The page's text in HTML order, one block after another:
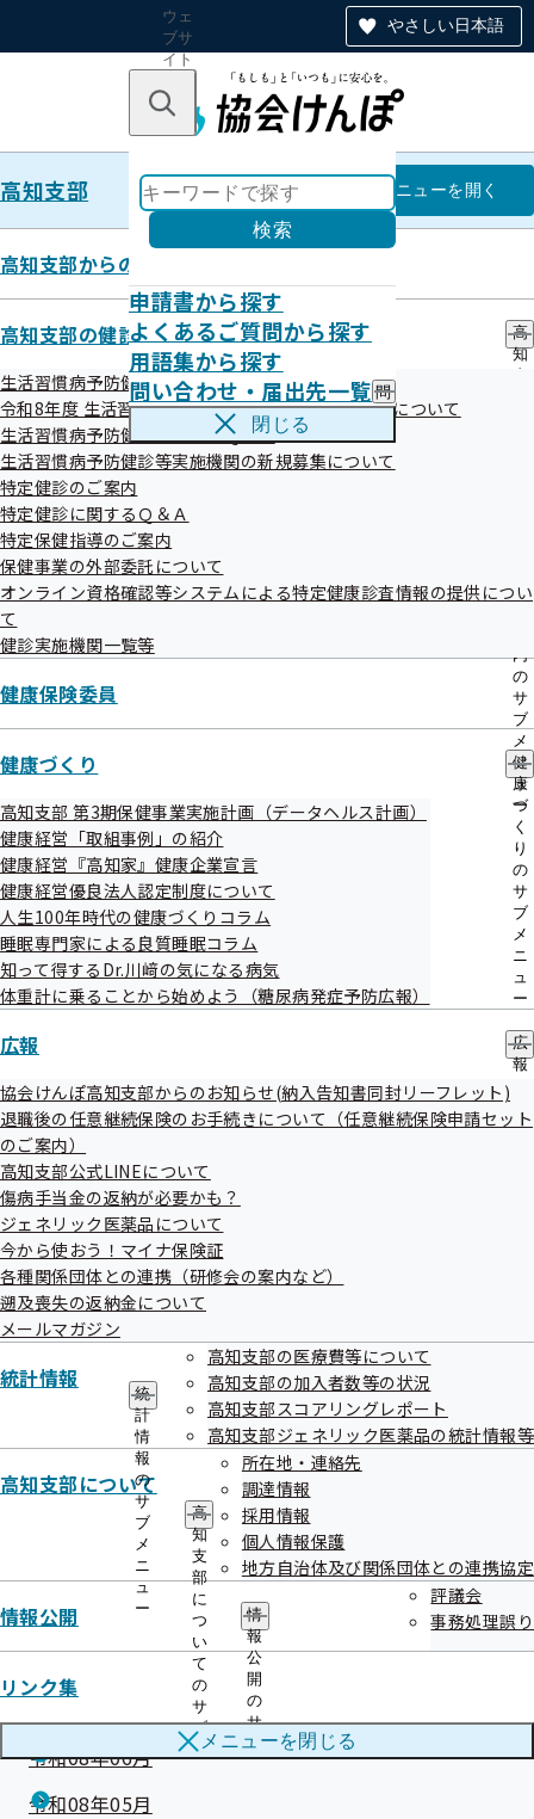
やさしい日本語
ウェ
ブサ
イト
のナ
ン
キーワードで探す
検索
申請書から探す
よくあるご質問から探す
用語集から探す
問い合わせ・届出先一覧 問
い
わ
一
覧
ュ
閉じる
高知支部 高知支部
メニューを開く
高知支部からのお知らせ
高知支部の健診・保健指導のご案内
高
知
の
内
の
サ
ブ
メ
ニ
ュ
ー
生活習慣病予防健診のご案内
令和8年度 生活習慣病予防健診機関の受付開始時期について
生活習慣病予防健診に関するＱ＆Ａ
生活習慣病予防健診等実施機関の新規募集について
特定健診のご案内
特定健診に関するＱ＆Ａ
特定保健指導のご案内
保健事業の外部委託について
オンライン資格確認等システムによる特定健康診査情報の提供につい
て
健診実施機関一覧等
健康保険委員
健康づくり
健
康
づ
く
り
の
サ
ブ
メ
ニ
ュ
ー
高知支部 第3期保健事業実施計画（データヘルス計画）
健康経営「取組事例」の紹介
健康経営『高知家』健康企業宣言
健康経営優良法人認定制度について
人生100年時代の健康づくりコラム
睡眠専門家による良質睡眠コラム
知って得するDr.川﨑の気になる病気
体重計に乗ることから始めよう（糖尿病発症予防広報）
広報
広
報
ブ
協会けんぽ高知支部からのお知らせ(納入告知書同封リーフレット)
退職後の任意継続保険のお手続きについて（任意継続保険申請セット
のご案内）
高知支部公式LINEについて
傷病手当金の返納が必要かも？
ジェネリック医薬品について
今から使おう！マイナ保険証
各種関係団体との連携（研修会の案内など）
遡及喪失の返納金について
メールマガジン
統計情報
統
計
情
報
の
サ
ブ
メ
ニ
ュ
ー
高知支部の医療費等について
高知支部の加入者数等の状況
高知支部スコアリングレポート
高知支部ジェネリック医薬品の統計情報等
高知支部について
高
知
支
部
に
つ
い
て
の
サ
ブ
メ
所在地・連絡先
調達情報
採用情報
個人情報保護
地方自治体及び関係団体との連携協定
情報公開
情
報
公
開
の
サ
ブ
メ
評議会
事務処理誤り
リンク集
メニューを閉じる
令和08年05月
お知らせ
令和08年05月29日
令和08年05月27日
健康保険の任意継続被保険者の6月分保険料の納付期限は6
月10日です
健診ソフトVer9.10版における不具合および健診ソフト
Ver9.11版の掲載について
令和08年05月21日
第12回協会けんぽ調査研究フォーラムを開催しました
令和08年05月14日
【重要】「協会けんぽマイナンバー専用ダイヤル」終了のお
令和08年05月10日
協会けんぽ高知支部からのお知らせ R8.5月号を掲載しま
した
令和08年05月08日
「全国健康保険協会管掌健康保険生活習慣病予防健診等対象
者一覧」の記載誤りのお詫びについて
令和08年05月01日
メールマガジン第161回バックナンバーを掲載しました
過去のお知らせ一覧
令和08年06月
令和08年05月